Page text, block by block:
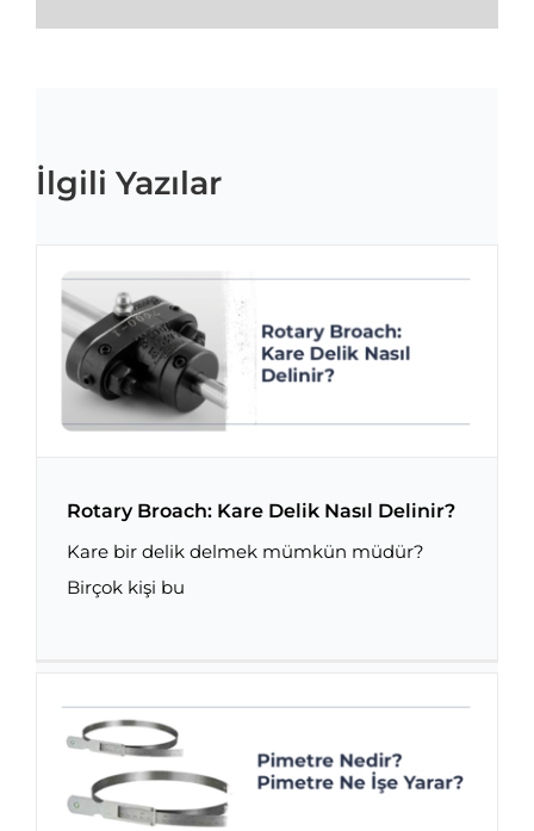
İlgili Yazılar
Rotary Broach: Kare Delik Nasıl Delinir?
Rotary Broach: Kare Delik Nasıl Delinir?
Kare bir delik delmek mümkün müdür?
Birçok kişi bu